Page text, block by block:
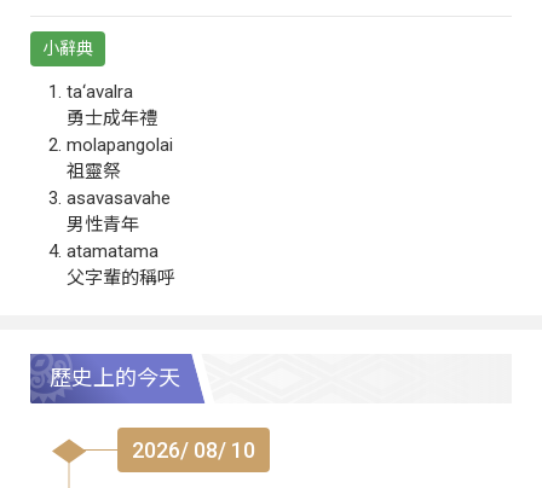
小辭典
ta‘avalra
勇士成年禮
molapangolai
祖靈祭
asavasavahe
男性青年
atamatama
父字輩的稱呼
歷史上的今天
2026/ 08/ 10